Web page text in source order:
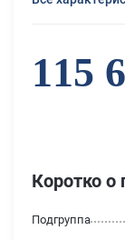
Коротко о
Подгруппа
115